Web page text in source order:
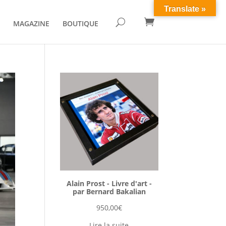
MAGAZINE BOUTIQUE U 
Alain Prost - Livre d'art -
par Bernard Bakalian
950,00€
Translate »